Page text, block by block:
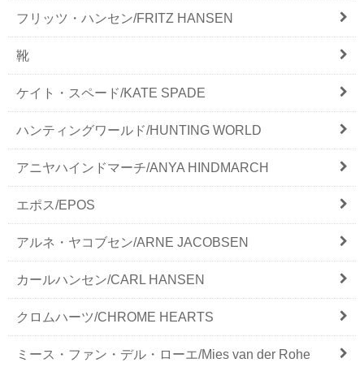
フリッツ・ハンセン/FRITZ HANSEN
靴
ケイト・スペード/KATE SPADE
ハンティングワールド/HUNTING WORLD
アニヤハインドマーチ/ANYA HINDMARCH
エポス/EPOS
アルネ・ヤコブセン/ARNE JACOBSEN
カールハンセン/CARL HANSEN
クロムハーツ/CHROME HEARTS
ミース・ファン・デル・ローエ/Mies van der Rohe